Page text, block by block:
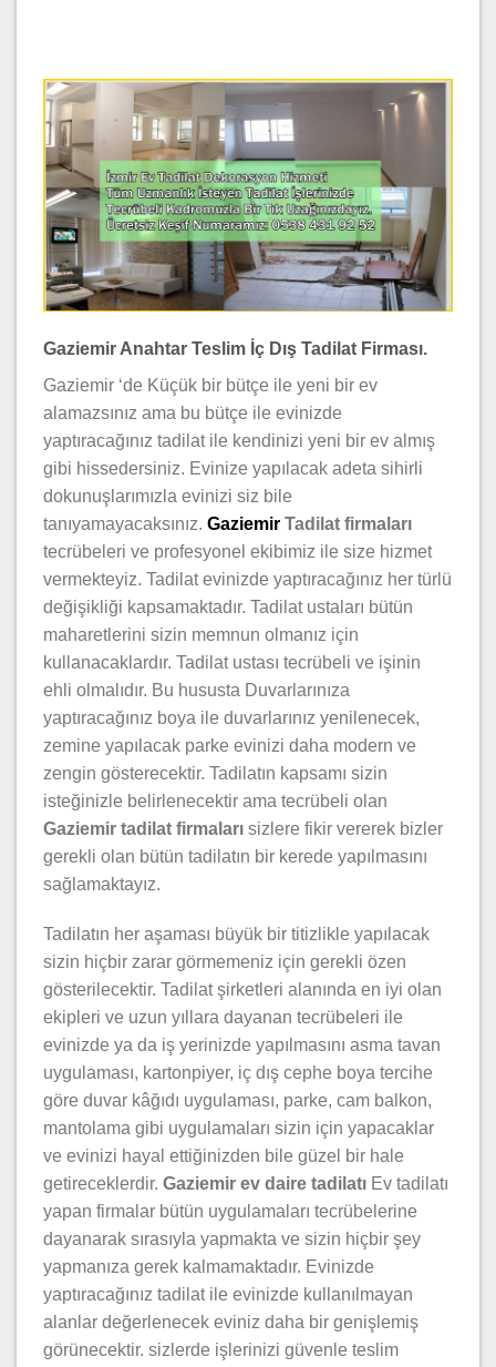
Gaziemir Anahtar Teslim İç Dış Tadilat Firması.
Gaziemir ‘de Küçük bir bütçe ile yeni bir ev
alamazsınız ama bu bütçe ile evinizde
yaptıracağınız tadilat ile kendinizi yeni bir ev almış
gibi hissedersiniz. Evinize yapılacak adeta sihirli
dokunuşlarımızla evinizi siz bile
tanıyamayacaksınız. Gaziemir Tadilat firmaları
tecrübeleri ve profesyonel ekibimiz ile size hizmet
vermekteyiz. Tadilat evinizde yaptıracağınız her türlü
değişikliği kapsamaktadır. Tadilat ustaları bütün
maharetlerini sizin memnun olmanız için
kullanacaklardır. Tadilat ustası tecrübeli ve işinin
ehli olmalıdır. Bu hususta Duvarlarınıza
yaptıracağınız boya ile duvarlarınız yenilenecek,
zemine yapılacak parke evinizi daha modern ve
zengin gösterecektir. Tadilatın kapsamı sizin
isteğinizle belirlenecektir ama tecrübeli olan
Gaziemir tadilat firmaları sizlere fikir vererek bizler
gerekli olan bütün tadilatın bir kerede yapılmasını
sağlamaktayız.
Tadilatın her aşaması büyük bir titizlikle yapılacak
sizin hiçbir zarar görmemeniz için gerekli özen
gösterilecektir. Tadilat şirketleri alanında en iyi olan
ekipleri ve uzun yıllara dayanan tecrübeleri ile
evinizde ya da iş yerinizde yapılmasını asma tavan
uygulaması, kartonpiyer, iç dış cephe boya tercihe
göre duvar kâğıdı uygulaması, parke, cam balkon,
mantolama gibi uygulamaları sizin için yapacaklar
ve evinizi hayal ettiğinizden bile güzel bir hale
getireceklerdir. Gaziemir ev daire tadilatı Ev tadilatı
yapan firmalar bütün uygulamaları tecrübelerine
dayanarak sırasıyla yapmakta ve sizin hiçbir şey
yapmanıza gerek kalmamaktadır. Evinizde
yaptıracağınız tadilat ile evinizde kullanılmayan
alanlar değerlenecek eviniz daha bir genişlemiş
görünecektir. sizlerde işlerinizi güvenle teslim